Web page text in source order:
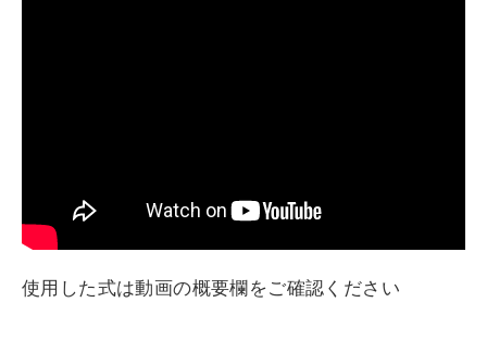
使用した式は動画の概要欄をご確認ください